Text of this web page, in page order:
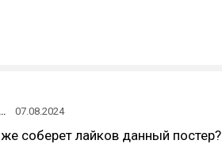
Дебютный тизер мини-сериала «Все совпадения случайны» с Кейт Бланшетт
07.08.2024
соберет лайков данный постер?